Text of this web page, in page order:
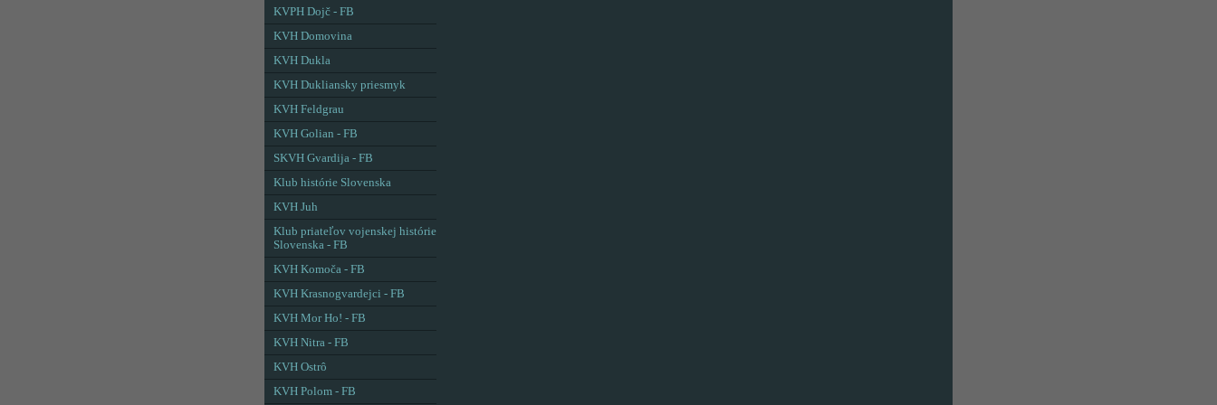
KVPH Dojč - FB
KVH Domovina
KVH Dukla
KVH Dukliansky priesmyk
KVH Feldgrau
KVH Golian - FB
SKVH Gvardija - FB
Klub histórie Slovenska
KVH Juh
Klub priateľov vojenskej histórie
Slovenska - FB
KVH Komoča - FB
KVH Krasnogvardejci - FB
KVH Mor Ho! - FB
KVH Nitra - FB
KVH Ostrô
KVH Polom - FB